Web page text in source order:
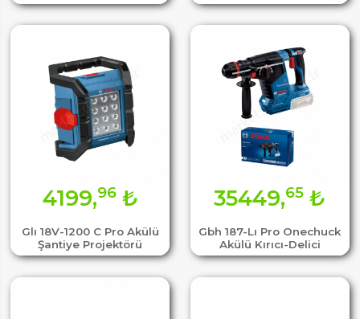
Glı 18V-1200 C Pro Akülü
Şantiye Projektörü
4199,96₺
Gbh 187-Lı Pro Onechuck
Akülü Kırıcı-Delici
35449,65 ₺